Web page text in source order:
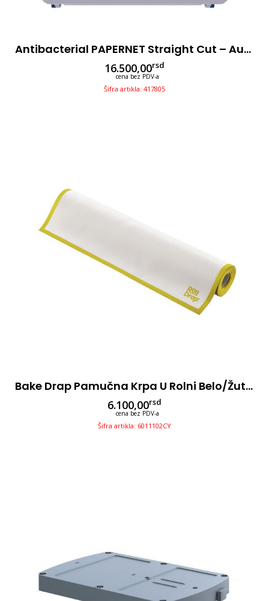
Antibacterial PAPERNET Straight Cut – Autocut, Beli
16.500,00rsd
cena bez PDV-a
Šifra artikla: 417805
Bake Drap Pamučna Krpa U Rolni Belo/žuta 110×60, 6kom/rol
6.100,00rsd
cena bez PDV-a
Šifra artikla: 6011102CY